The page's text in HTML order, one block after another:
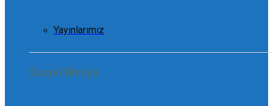
Yayınlarımız
Sosyal Medya